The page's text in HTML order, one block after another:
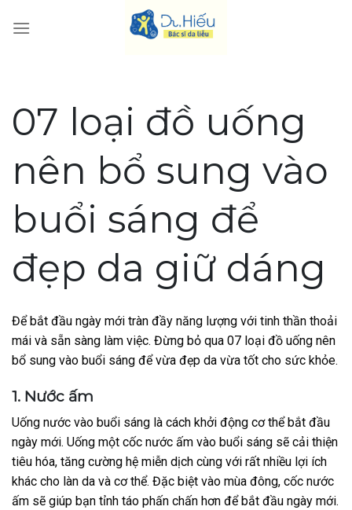
07 loại đồ uống
nên bổ sung vào
buổi sáng để
đẹp da giữ dáng
Để bắt đầu ngày mới tràn đầy năng lượng với tinh thần thoải
mái và sẵn sàng làm việc. Đừng bỏ qua 07 loại đồ uống nên
bổ sung vào buổi sáng để vừa đẹp da vừa tốt cho sức khỏe.
1. Nước ấm
Uống nước vào buổi sáng là cách khởi động cơ thể bắt đầu
ngày mới. Uống một cốc nước ấm vào buổi sáng sẽ cải thiện
tiêu hóa, tăng cường hệ miễn dịch cùng với rất nhiều lợi ích
khác cho làn da và cơ thể. Đặc biệt vào mùa đông, cốc nước
ấm sẽ giúp bạn tỉnh táo phấn chấn hơn để bắt đầu ngày mới.